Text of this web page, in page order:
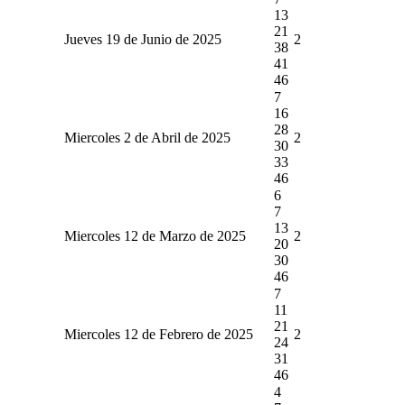
Jueves 19 de Junio de 2025
13
21
38
41
46
2
Miercoles 2 de Abril de 2025
7
16
28
30
33
46
2
Miercoles 12 de Marzo de 2025
6
7
13
20
30
46
2
Miercoles 12 de Febrero de 2025
7
11
21
24
31
46
2
4